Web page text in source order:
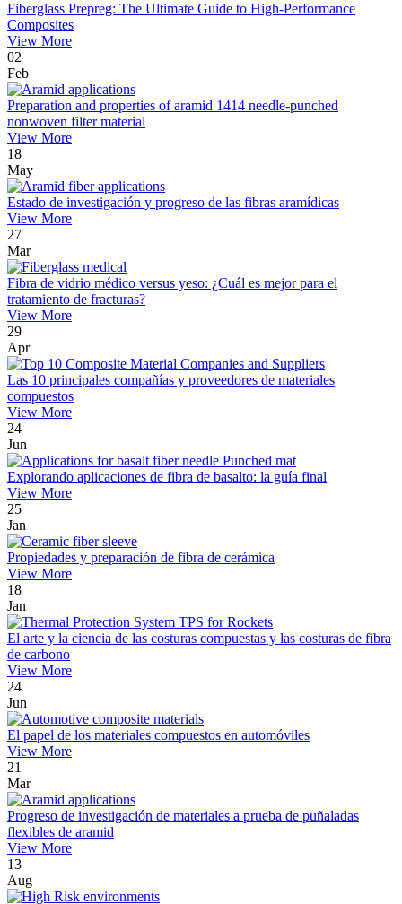
Fiberglass Prepreg: The Ultimate Guide to High-Performance
Composites
View More
02
Feb
Preparation and properties of aramid 1414 needle-punched
nonwoven filter material
View More
18
May
Estado de investigación y progreso de las fibras aramídicas
View More
27
Mar
Fibra de vidrio médico versus yeso: ¿Cuál es mejor para el
tratamiento de fracturas?
View More
29
Apr
Las 10 principales compañías y proveedores de materiales
compuestos
View More
24
Jun
Explorando aplicaciones de fibra de basalto: la guía final
View More
25
Jan
Propiedades y preparación de fibra de cerámica
View More
18
Jan
El arte y la ciencia de las costuras compuestas y las costuras de fibra
de carbono
View More
24
Jun
El papel de los materiales compuestos en automóviles
View More
21
Mar
Progreso de investigación de materiales a prueba de puñaladas
flexibles de aramid
View More
13
Aug